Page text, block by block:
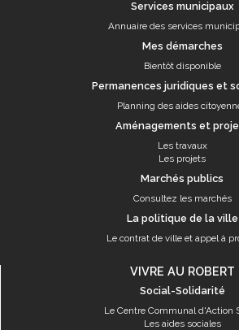
Services municipaux
Annuaire des services
Mes démarches
Bientôt disponible
Permanences juridiques et
Planning des aides
Aménagements et
Les travaux
Les projets
Marchés publics
Consultez les marchés
La politique de la ville
Le contrat de ville et appel à
VIVRE AU ROBERT
Social-Solidarité
Le Centre Communal d'Action
Les aides sociales